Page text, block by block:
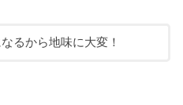
るから地味に大変！